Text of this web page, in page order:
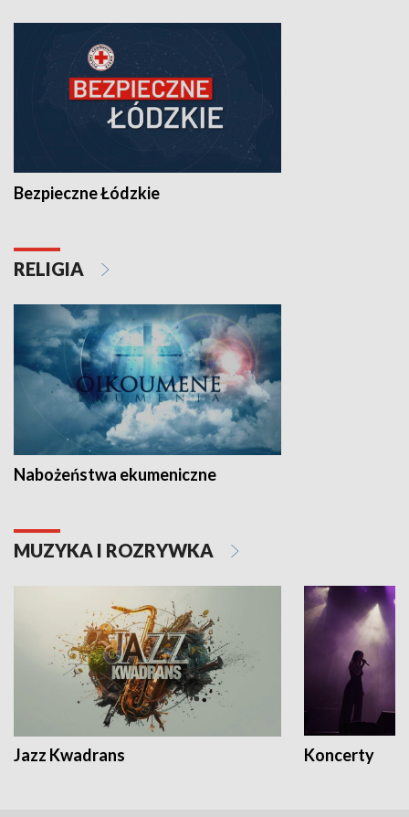
Bezpieczne Łódzkie
RELIGIA
Nabożeństwa ekumeniczne
MUZYKA I ROZRYWKA
Jazz Kwadrans Koncerty